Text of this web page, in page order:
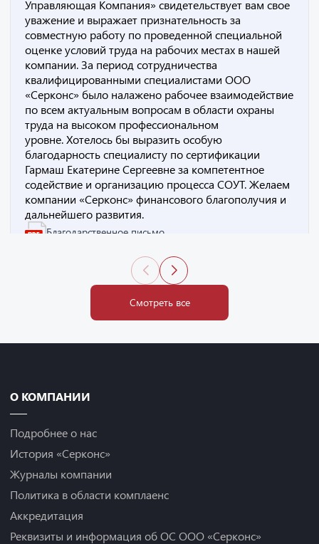
Управляющая Компания» свидетельствует вам свое
уважение и выражает признательность за
совместную работу по проведенной специальной
оценке условий труда на рабочих местах в нашей
компании. За период сотрудничества
квалифицированными специалистами ООО
«Серконс» было налажено рабочее взаимодействие
по всем актуальным вопросам в области охраны
труда на высоком профессиональном
уровне. Хотелось бы выразить особую
благодарность специалисту по сертификации
Гармаш Екатерине Сергеевне за компетентное
содействие и организацию процесса СОУТ. Желаем
компании «Серконс» финансового благополучия и
дальнейшего развития.
Благодарственное письмо
Смотреть все
О КОМПАНИИ
Подробнее о нас
История «Серконс»
Журналы компании
Политика в области комплаенс
Аккредитация
Реквизиты и информация об ОС ООО «Серконс»